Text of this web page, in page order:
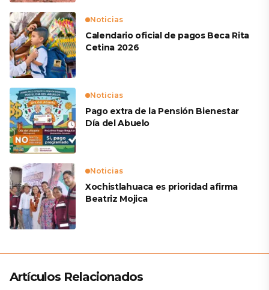
Noticias
Calendario oficial de pagos Beca Rita
Cetina 2026
Noticias
Pago extra de la Pensión Bienestar
Día del Abuelo
Noticias
Xochistlahuaca es prioridad afirma
Beatriz Mojica
Artículos Relacionados